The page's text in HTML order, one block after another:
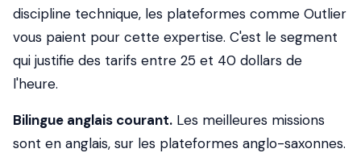
discipline technique, les plateformes comme Outlier
vous paient pour cette expertise. C'est le segment
qui justifie des tarifs entre 25 et 40 dollars de
l'heure.
Bilingue anglais courant. Les meilleures missions
sont en anglais, sur les plateformes anglo-saxonnes.